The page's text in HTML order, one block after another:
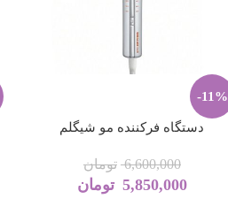
-11%
دستگاه فرکننده مو شیگلم
6,600,000 تومان
5,850,000 تومان